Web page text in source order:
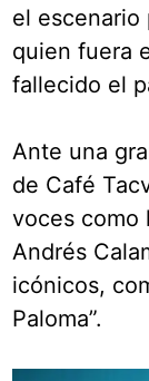
el escenario
quien fuera
fallecido el
Ante una
de Café
voces como
Andrés
icónicos,
Paloma”.